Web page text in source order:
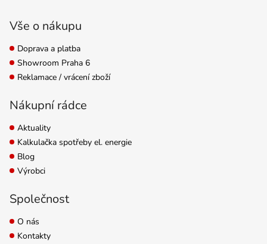
Vše o nákupu
Doprava a platba
Showroom Praha 6
Reklamace / vrácení zboží
Nákupní rádce
Aktuality
Kalkulačka spotřeby el. energie
Blog
Výrobci
Společnost
O nás
Kontakty